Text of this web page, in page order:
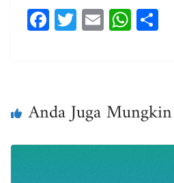
Fa
ce
T
wi
E
m
W
ha
pp
Anda Juga